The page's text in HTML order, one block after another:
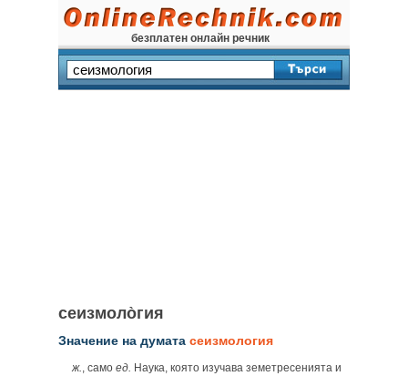
безплатен онлайн речник
сеизмоло̀гия
Значение на думата сеизмология
ж., само ед. Наука, която изучава земетресенията и